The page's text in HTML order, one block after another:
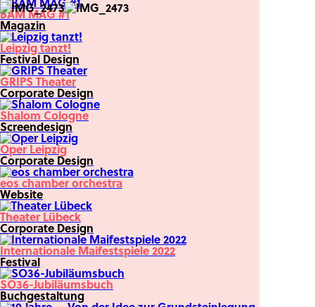
BÄM MAG #1
Magazin
Leipzig tanzt!
Festival Design
GRIPS Theater
Corporate Design
Shalom Cologne
Screendesign
Oper Leipzig
Corporate Design
eos chamber orchestra
Website
Theater Lübeck
Corporate Design
Internationale Maifestspiele 2022
Festival
SO36-Jubiläumsbuch
Buchgestaltung